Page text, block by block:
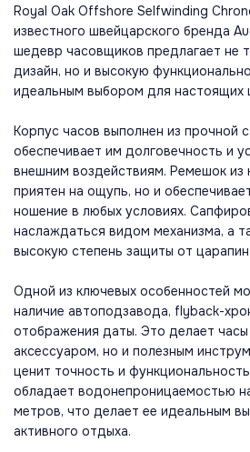
Royal Oak Offshore Selfwinding
известного швейцарского бренда
шедевр часовщиков предлагает не
дизайн, но и высокую
идеальным выбором для настоящих
Корпус часов выполнен из прочной
обеспечивает им долговечность и
внешним воздействиям. Ремешок из
приятен на ощупь, но и
ношение в любых условиях.
наслаждаться видом механизма, а
высокую степень защиты от
Одной из ключевых особенностей
наличие автоподзавода, flyback-
отображения даты. Это делает
аксессуаром, но и полезным
ценит точность и
обладает водонепроницаемостью
метров, что делает ее идеальным
активного отдыха.